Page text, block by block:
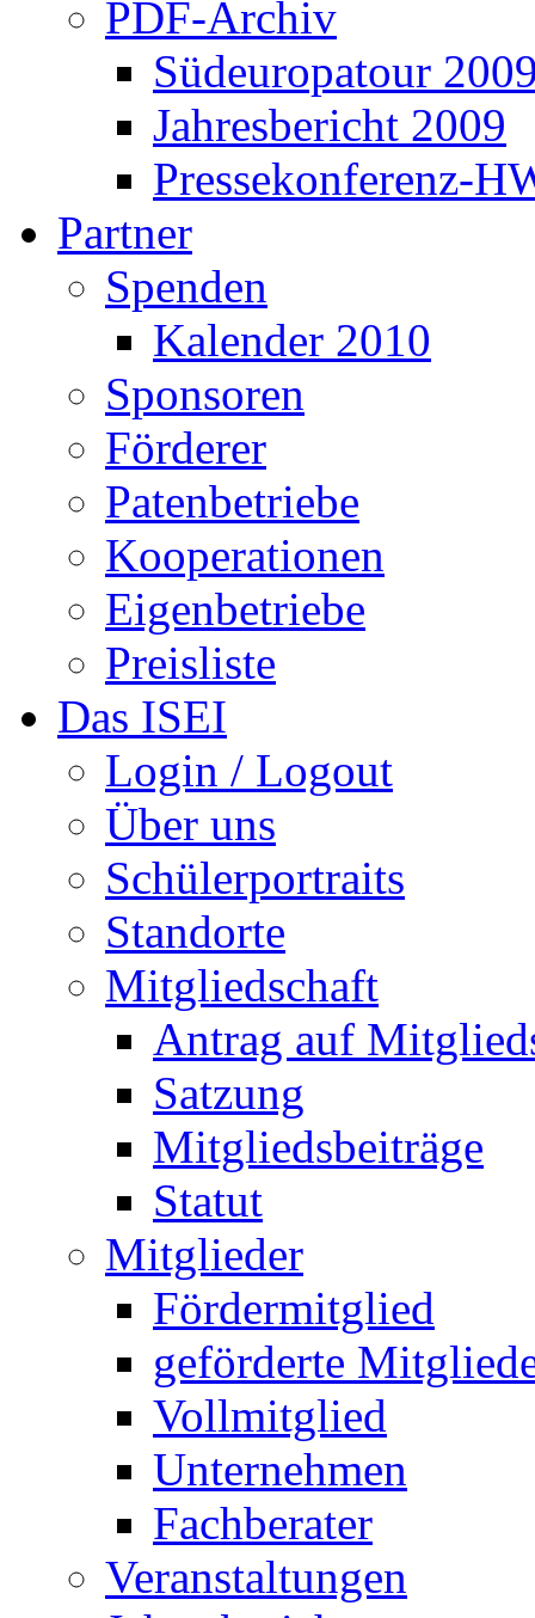
PDF-Archiv
Südeuropatour
Jahresbericht 2009
Pressekonferenz-
Partner
Spenden
Kalender 2010
Sponsoren
Förderer
Patenbetriebe
Kooperationen
Eigenbetriebe
Preisliste
Das ISEI
Login / Logout
Über uns
Schülerportraits
Standorte
Mitgliedschaft
Antrag auf
Satzung
Mitgliedsbeiträge
Statut
Mitglieder
Fördermitglied
geförderte
Vollmitglied
Unternehmen
Fachberater
Veranstaltungen